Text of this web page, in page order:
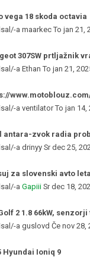
vega 18 skoda octavia
a maarkecTo jan 21,
307SW prtljažnik
a Ethan To jan 21,
a ventilatorTo jan 14,
antara-zvok radia
a drinyy Sr dec 25,
za slovenski avto
a Gapiii Sr dec 18,
2 1.8 66kW,
a guslovd Če nov 28,
Hyundai Ioniq 9